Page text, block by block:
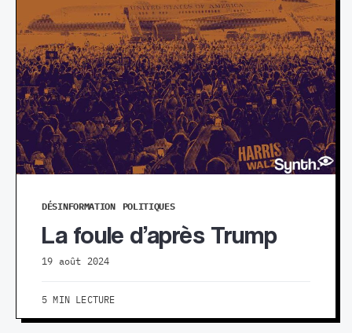
DÉSINFORMATION POLITIQUES
La foule d’après Trump
19 août 2024
5 MIN LECTURE